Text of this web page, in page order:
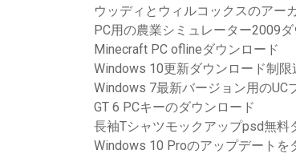
ウッディとウィルコックスのアー
PC用の農業シミュレーター2009
Minecraft PC oflineダウンロード
Windows 10更新ダウンロード制限
Windows 7最新バージョン用のUC
GT 6 PCキーのダウンロード
長袖Tシャツモックアップpsd無料
Windows 10 Proのアップデートを